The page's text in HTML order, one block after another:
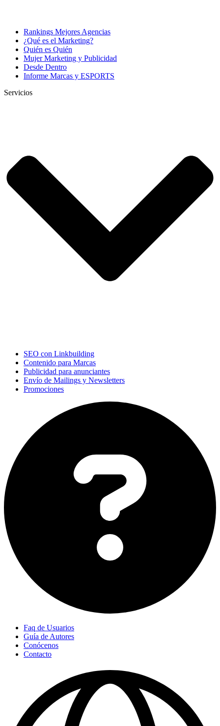
Rankings Mejores Agencias
¿Qué es el Marketing?
Quién es Quién
Mujer Marketing y Publicidad
Desde Dentro
Informe Marcas y ESPORTS
Servicios
SEO con Linkbuilding
Contenido para Marcas
Publicidad para anunciantes
Envío de Mailings y Newsletters
Promociones
Faq de Usuarios
Guía de Autores
Conócenos
Contacto